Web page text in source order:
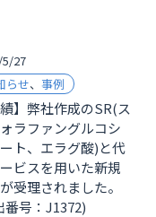
5/27
らせ、 事例
績】弊社作成のSR(ス
ラファングルコシ
ト、エラグ酸)と代
ビスを用いた新規
受理されました。
番号：J1372)